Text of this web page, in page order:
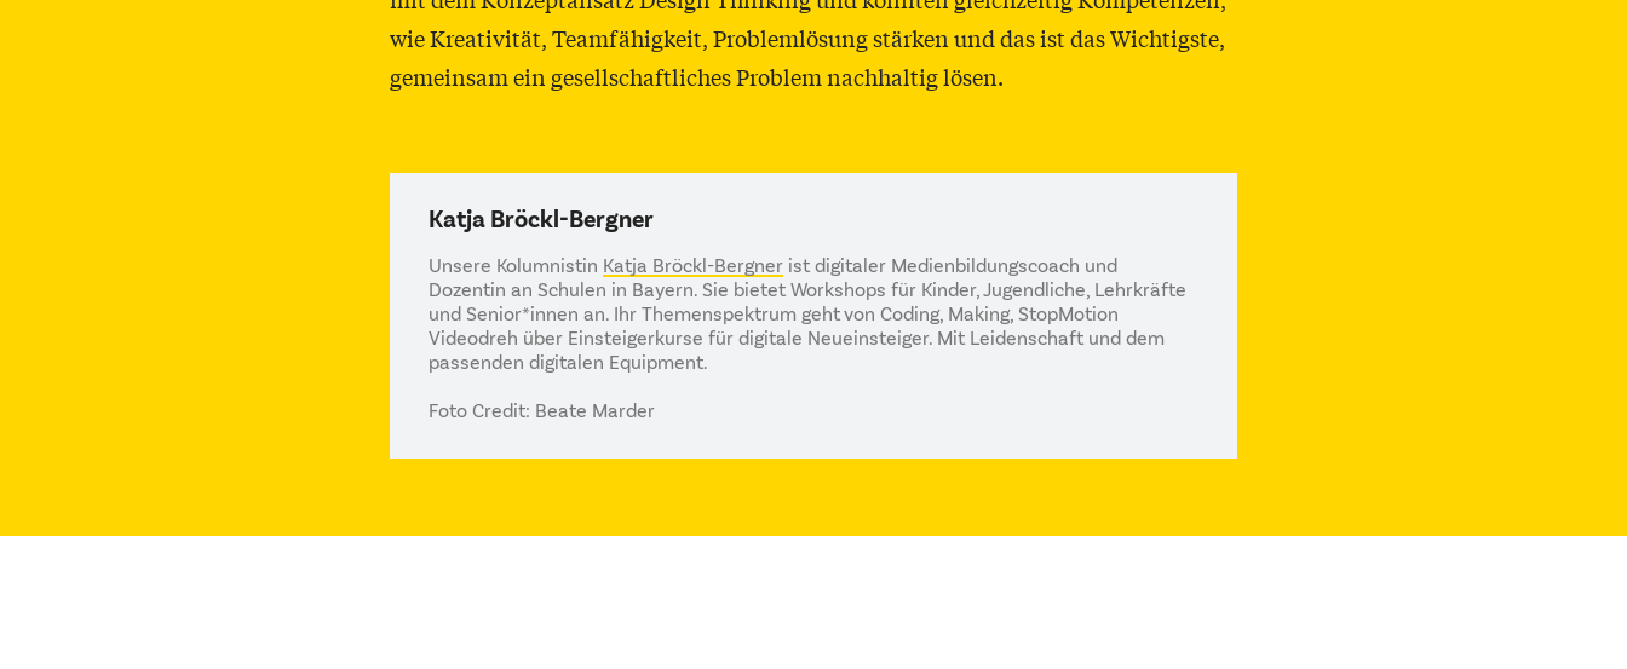
wie Kreativität, Teamfähigkeit, Problemlösung stärken und das ist das Wichtigste,
gemeinsam ein gesellschaftliches Problem nachhaltig lösen.
Katja Bröckl-Bergner
Unsere Kolumnistin Katja Bröckl-Bergner ist digitaler Medienbildungscoach und
Dozentin an Schulen in Bayern. Sie bietet Workshops für Kinder, Jugendliche, Lehrkräfte
und Senior*innen an. Ihr Themenspektrum geht von Coding, Making, StopMotion
Videodreh über Einsteigerkurse für digitale Neueinsteiger. Mit Leidenschaft und dem
passenden digitalen Equipment.
Foto Credit: Beate Marder